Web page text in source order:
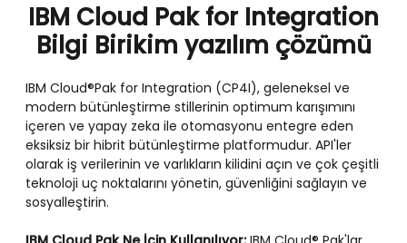
IBM Cloud Pak for Integration
Bilgi Birikim yazılım çözümü
IBM Cloud®Pak for Integration (CP4I), geleneksel ve
modern bütünleştirme stillerinin optimum karışımını
içeren ve yapay zeka ile otomasyonu entegre eden
eksiksiz bir hibrit bütünleştirme platformudur. API'ler
olarak iş verilerinin ve varlıkların kilidini açın ve çok çeşitli
teknoloji uç noktalarını yönetin, güvenliğini sağlayın ve
sosyalleştirin.